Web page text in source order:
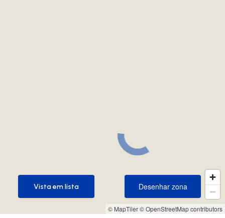
© MapTiler© OpenStreetMap contributors
Desenhar zona
Desenhar zona
Vista em lista
Vista em lista